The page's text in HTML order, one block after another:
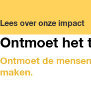
Lees over onze impact
Ontmoet het
Ontmoet de
maken.